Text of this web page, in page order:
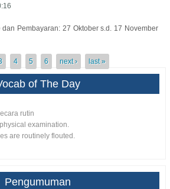
Pembayaran: 27 Oktober s.d. 17 November
4 5 6 next › last »
of The Day
rutin
examination.
are routinely flouted.
Pengumuman